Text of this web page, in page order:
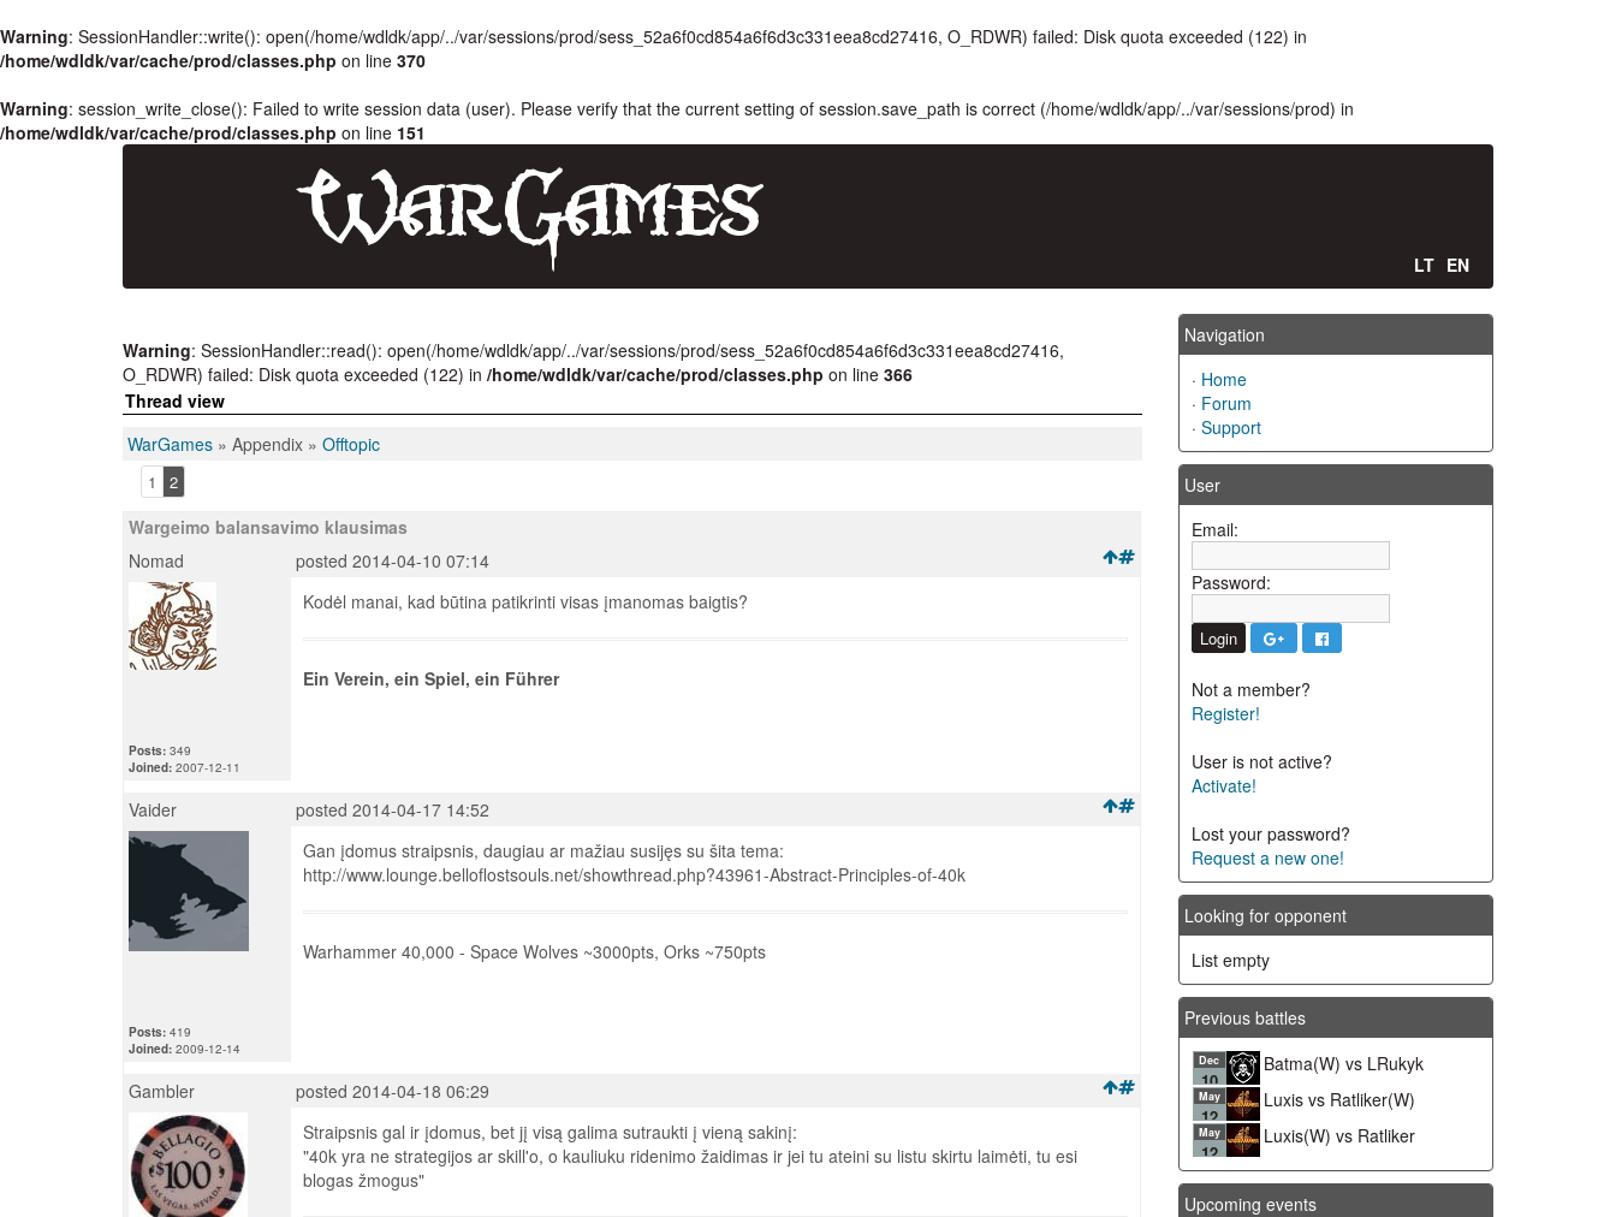
Warning: SessionHandler::write(): open(/home/wdldk/app/../var/sessions/prod/sess_52a6f0cd854a6f6d3c331eea8cd27416, O_RDWR) failed: Disk quota exceeded (122) in
/home/wdldk/var/cache/prod/classes.php on line 370
Warning: session_write_close(): Failed to write session data (user). Please verify that the current setting of session.save_path is correct (/home/wdldk/app/../var/sessions/prod) in
/home/wdldk/var/cache/prod/classes.php on line 151
LT EN
Warning: SessionHandler::read(): open(/home/wdldk/app/../var/sessions/prod/sess_52a6f0cd854a6f6d3c331eea8cd27416,
O_RDWR) failed: Disk quota exceeded (122) in /home/wdldk/var/cache/prod/classes.php on line 366
Thread view
WarGames » Appendix » Offtopic
1 2
Wargeimo balansavimo klausimas
Nomad
posted 2014-04-10 07:14
Posts: 349
Joined: 2007-12-11
Kodėl manai, kad būtina patikrinti visas įmanomas baigtis?
Ein Verein, ein Spiel, ein Führer
Vaider posted 2014-04-17 14:52
Posts: 419
Joined: 2009-12-14
Gan įdomus straipsnis, daugiau ar mažiau susijęs su šita tema:
http://www.lounge.belloflostsouls.net/showthread.php?43961-Abstract-Principles-of-40k
Warhammer 40,000 - Space Wolves ~3000pts, Orks ~750pts
Gambler posted 2014-04-18 06:29
Straipsnis gal ir įdomus, bet jį visą galima sutraukti į vieną sakinį:
"40k yra ne strategijos ar skill'o, o kauliuku ridenimo žaidimas ir jei tu ateini su listu skirtu laimėti, tu esi
blogas žmogus"
Navigation
· Home
· Forum
· Support
User
Email:
Password:
Not a member?
Register!
User is not active?
Activate!
Lost your password?
Request a new one!
Looking for opponent
List empty
Previous battles
Dec
10
Batma(W) vs LRukyk
May
12
Luxis vs Ratliker(W)
May
12
Luxis(W) vs Ratliker
Upcoming events